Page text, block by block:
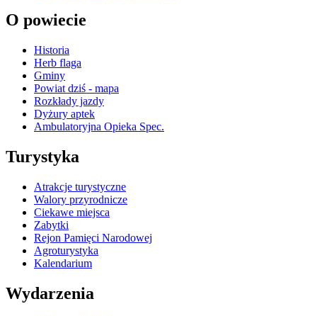
O powiecie
Historia
Herb flaga
Gminy
Powiat dziś - mapa
Rozkłady jazdy
Dyżury aptek
Ambulatoryjna Opieka Spec.
Turystyka
Atrakcje turystyczne
Walory przyrodnicze
Ciekawe miejsca
Zabytki
Rejon Pamięci Narodowej
Agroturystyka
Kalendarium
Wydarzenia